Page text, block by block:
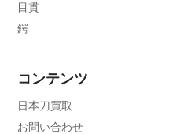
目貫
鍔
コンテンツ
日本刀買取
お問い合わせ